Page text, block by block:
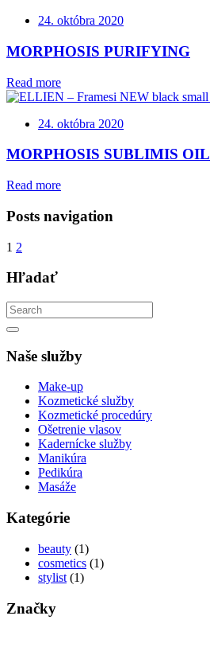
24. októbra 2020
MORPHOSIS PURIFYING
Read more
24. októbra 2020
MORPHOSIS SUBLIMIS OIL
Read more
Posts navigation
1 2
Hľadať
Naše služby
Make-up
Kozmetické služby
Kozmetické procedúry
Ošetrenie vlasov
Kadernícke služby
Manikúra
Pedikúra
Masáže
Kategórie
beauty (1)
cosmetics (1)
stylist (1)
Značky